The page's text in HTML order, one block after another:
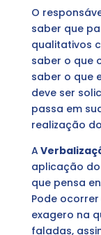
O
saber que
qualitativos
saber o que
saber o que
deve ser
passa em
realização
A
aplicação
que pensa
Pode
exagero na
faladas,